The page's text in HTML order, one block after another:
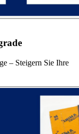
– Steigern Sie Ihre